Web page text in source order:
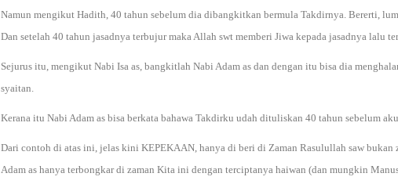
Namun mengikut Hadith, 40 tahun sebelum dia dibangkitkan bermula Takdirnya. Bererti,
Dan setelah 40 tahun jasadnya terbujur maka Allah swt memberi Jiwa kepada jasadnya lalu
Sejurus itu, mengikut Nabi Isa as, bangkitlah Nabi Adam as dan dengan itu bisa dia
syaitan.
Kerana itu Nabi Adam as bisa berkata bahawa Takdirku udah dituliskan 40 tahun sebelum
Dari contoh di atas ini, jelas kini KEPEKAAN, hanya di beri di Zaman Rasulullah saw
Adam as hanya terbongkar di zaman Kita ini dengan terciptanya haiwan (dan mungkin